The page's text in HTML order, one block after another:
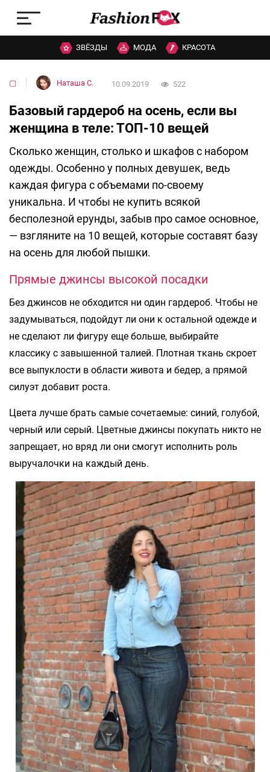
ЗВЁЗДЫ МОДА КРАСОТА
▢ Наташа C. 10.09.2019 522
Базовый гардероб на осень, если вы
женщина в теле: ТОП-10 вещей
Сколько женщин, столько и шкафов с набором
одежды. Особенно у полных девушек, ведь
каждая фигура с объемами по-своему
уникальна. И чтобы не купить всякой
бесполезной ерунды, забыв про самое основное,
— взгляните на 10 вещей, которые составят базу
на осень для любой пышки.
Прямые джинсы высокой посадки
Без джинсов не обходится ни один гардероб. Чтобы не
задумываться, подойдут ли они к остальной одежде и
не сделают ли фигуру еще больше, выбирайте
классику с завышенной талией. Плотная ткань скроет
все выпуклости в области живота и бедер, а прямой
силуэт добавит роста.
Цвета лучше брать самые сочетаемые: синий, голубой,
черный или серый. Цветные джинсы покупать никто не
запрещает, но вряд ли они смогут исполнить роль
выручалочки на каждый день.